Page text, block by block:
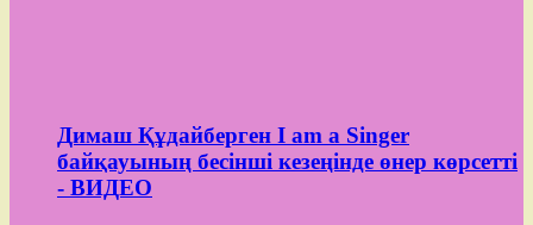
Димаш Құдайберген I am a Singer
байқауының бесінші кезеңінде өнер көрсетті
- ВИДЕО